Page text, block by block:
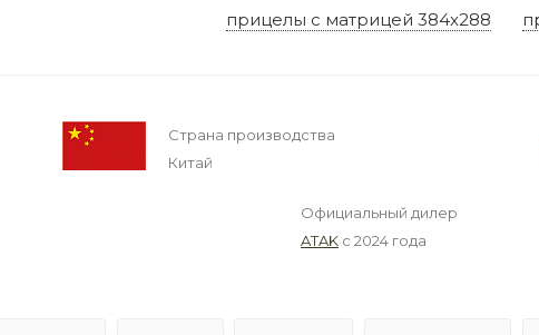
прицелы с матрицей 384x288
Страна производства
Китай
Официальный дилер
ATAK с 2024 года